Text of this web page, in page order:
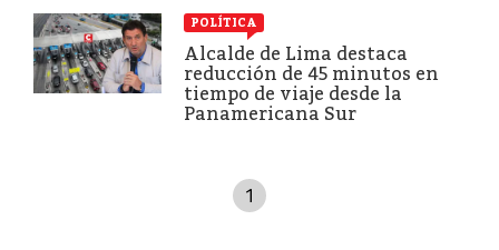
POLÍTICA
Alcalde de Lima destaca
reducción de 45 minutos en
tiempo de viaje desde la
Panamericana Sur
1